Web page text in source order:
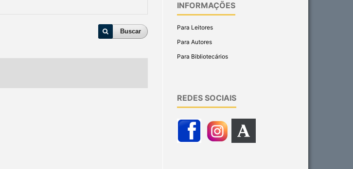
Buscar
INFORMAÇÕES
Para Leitores
Para Autores
Para Bibliotecários
REDES SOCIAIS